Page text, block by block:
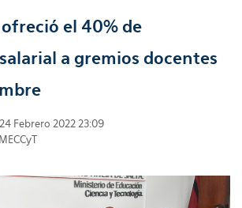
el 40% de
a gremios docentes
Febrero 2022 23:09